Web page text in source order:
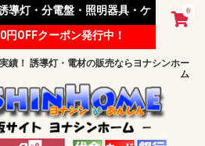
0
導灯・分電盤・照明器具・ケ
を取り扱っています。
OFFクーポン発行中！
績！ 誘導灯・電材の販売ならヨナシンホー
ム